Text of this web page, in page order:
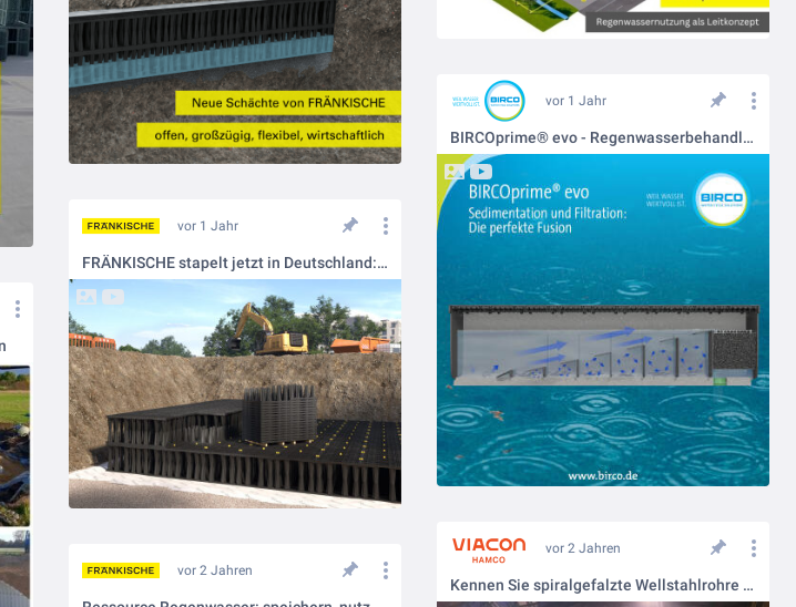
vor 1 Jahr
BIRCOprime® evo - Regenwasserbehandlung, die sich nachhaltig absetzt.
vor 1 Jahr
FRÄNKISCHE stapelt jetzt in Deutschland: Neue Versickerungslösung erleichtert Transport, Lagerung und Handling
vor 2 Jahren
Kennen Sie spiralgefalzte Wellstahlrohre von Viacon Hamco?
vor 2 Jahren